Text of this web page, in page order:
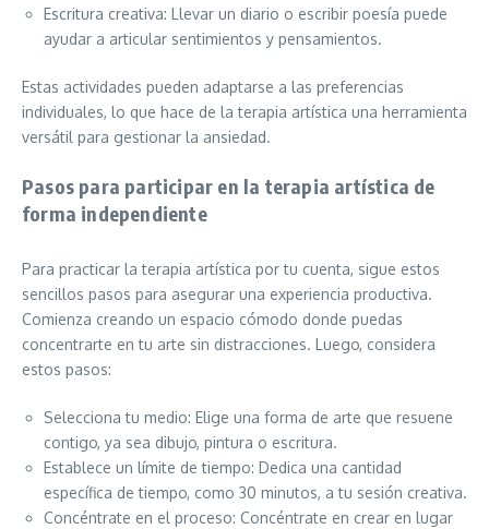
Escritura creativa: Llevar un diario o escribir poesía puede
ayudar a articular sentimientos y pensamientos.
Estas actividades pueden adaptarse a las preferencias
individuales, lo que hace de la terapia artística una herramienta
versátil para gestionar la ansiedad.
Pasos para participar en la terapia artística de
forma independiente
Para practicar la terapia artística por tu cuenta, sigue estos
sencillos pasos para asegurar una experiencia productiva.
Comienza creando un espacio cómodo donde puedas
concentrarte en tu arte sin distracciones. Luego, considera
estos pasos:
Selecciona tu medio: Elige una forma de arte que resuene
contigo, ya sea dibujo, pintura o escritura.
Establece un límite de tiempo: Dedica una cantidad
específica de tiempo, como 30 minutos, a tu sesión creativa.
Concéntrate en el proceso: Concéntrate en crear en lugar